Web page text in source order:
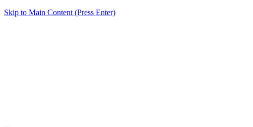
Skip to Main Content (Press Enter)